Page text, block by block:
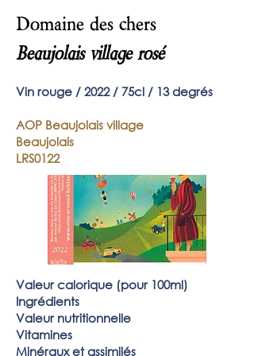
Domaine des chers
Beaujolais village rosé
Vin rouge / 2022/ 75cl / 13degrés
AOP Beaujolais village
Beaujolais
LRS0122
Valeurcalorique (pour 100ml)
Ingrédients
Valeur nutritionnelle
Vitamines
Minéraux et assimilés